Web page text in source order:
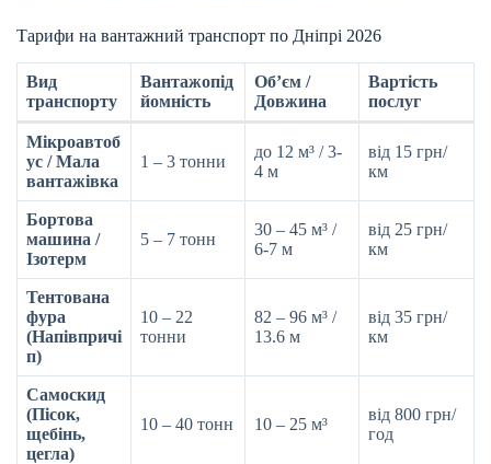
Тарифи на вантажний транспорт по Дніпрі 2026
Вид
транспорту
Вантажопід
йомність
Об’єм /
Довжина
Вартість
послуг
Мікроавтоб
ус / Мала
вантажівка
1 – 3 тонни
до 12 м³ / 3-
4 м
від 15 грн/
км
Бортова
машина /
Ізотерм
5 – 7 тонн
30 – 45 м³ /
6-7 м
від 25 грн/
км
Тентована
фура
(Напівпричі
п)
10 – 22
тонни
82 – 96 м³ /
13.6 м
від 35 грн/
км
Самоскид
(Пісок,
щебінь,
цегла)
10 – 40 тонн 10 – 25 м³
від 800 грн/
год